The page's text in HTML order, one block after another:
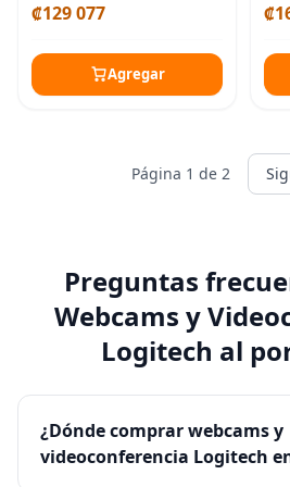
₡129 077
Agregar
Página 1 de 2
Preguntas
Webcams y
Logitech al
¿Dónde comprar webcams y
videoconferencia Logitech